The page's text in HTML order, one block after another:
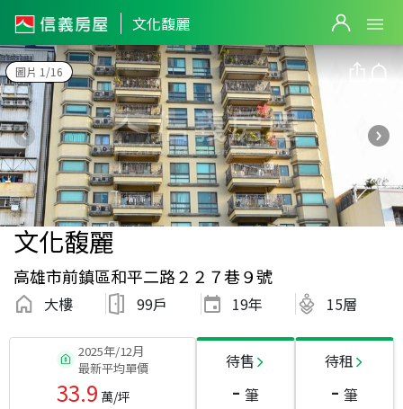
文化馥麗
圖片 1/16
文化馥麗
高雄市前鎮區和平二路２２７巷９號
大樓 99戶 19年 15層
2025年/12月
最新平均單價
33.9 萬/坪
待售
- 筆
待租
- 筆